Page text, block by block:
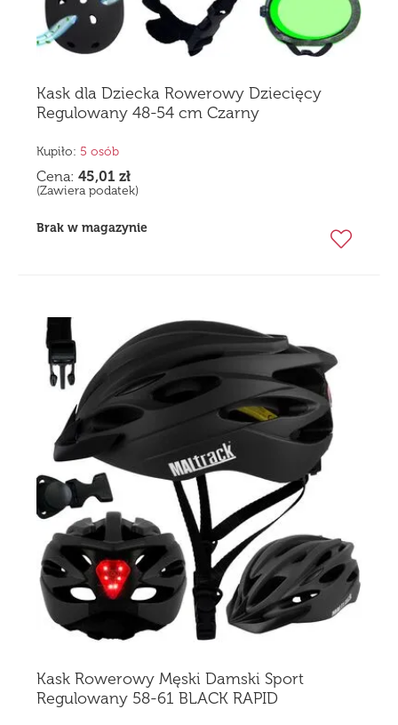
Kask dla Dziecka Rowerowy Dziecięcy
Regulowany 48-54 cm Czarny
Kupiło: 5 osób
Cena: 45,01 zł
(Zawiera podatek)
Brak w magazynie
Kask Rowerowy Męski Damski Sport
Regulowany 58-61 BLACK RAPID